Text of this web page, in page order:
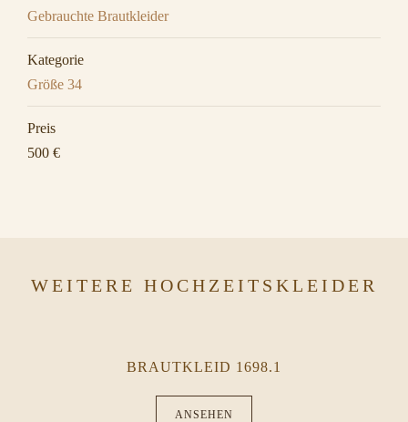
Gebrauchte Brautkleider
Kategorie
Größe 34
Preis
500 €
WEITERE HOCHZEITSKLEIDER
BRAUTKLEID 1698.1
ANSEHEN